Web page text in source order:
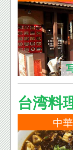
台湾料
中華